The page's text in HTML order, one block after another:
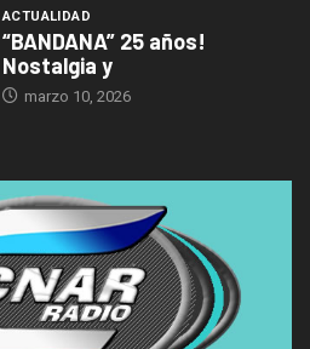
ACTUALIDAD
“BANDANA” 25 años!
Nostalgia y
marzo 10, 2026